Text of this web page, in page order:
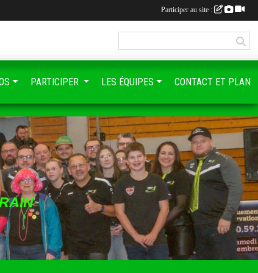
PARTICIPER LES ÉQUIPES CONTACT ET PLAN
Participer au site :